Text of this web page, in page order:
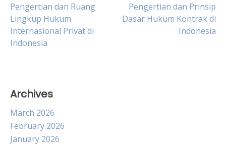
Post
navigation
Pengertian dan Ruang
Lingkup Hukum
Internasional Privat di
Indonesia
Pengertian dan Prinsip
Dasar Hukum Kontrak di
Indonesia
Archives
March 2026
February 2026
January 2026